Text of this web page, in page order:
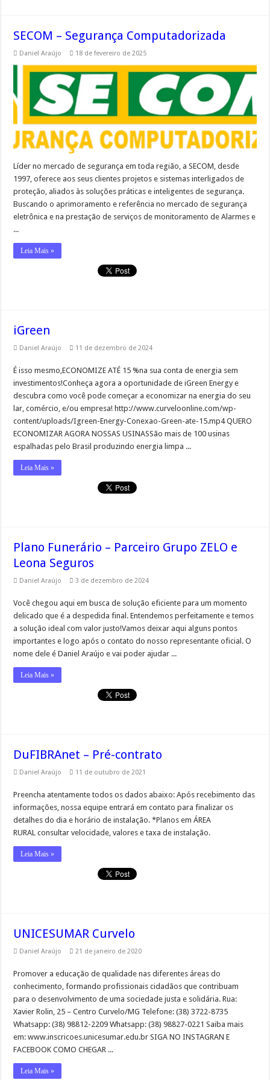
SECOM – Segurança Computadorizada
Daniel Araújo 18 de fevereiro de 2025
Líder no mercado de segurança em toda região, a SECOM, desde
1997, oferece aos seus clientes projetos e sistemas interligados de
proteção, aliados às soluções práticas e inteligentes de segurança. ​
Buscando o aprimoramento e referência no mercado de segurança
eletrônica e na prestação de serviços de monitoramento de Alarmes e
...
Leia Mais »
iGreen
Daniel Araújo 11 de dezembro de 2024
É isso mesmo,ECONOMIZE ATÉ 15 %na sua conta de energia sem
investimentos!Conheça agora a oportunidade de iGreen Energy e
descubra como você pode começar a economizar na energia do seu
lar, comércio, e/ou empresa! http://www.curveloonline.com/wp-
content/uploads/Igreen-Energy-Conexao-Green-ate-15.mp4 QUERO
ECONOMIZAR AGORA NOSSAS USINASSão mais de 100 usinas
espalhadas pelo Brasil produzindo energia limpa ...
Leia Mais »
Plano Funerário – Parceiro Grupo ZELO e
Leona Seguros
Daniel Araújo 3 de dezembro de 2024
Você chegou aqui em busca de solução eficiente para um momento
delicado que é a despedida final. Entendemos perfeitamente e temos
a solução ideal com valor justo!Vamos deixar aqui alguns pontos
importantes e logo após o contato do nosso representante oficial. O
nome dele é Daniel Araújo e vai poder ajudar ...
Leia Mais »
DuFIBRAnet – Pré-contrato
Daniel Araújo 11 de outubro de 2021
Preencha atentamente todos os dados abaixo: Após recebimento das
informações, nossa equipe entrará em contato para finalizar os
detalhes do dia e horário de instalação. *Planos em ÁREA
RURAL consultar velocidade, valores e taxa de instalação.
Leia Mais »
UNICESUMAR Curvelo
Daniel Araújo 21 de janeiro de 2020
Promover a educação de qualidade nas diferentes áreas do
conhecimento, formando profissionais cidadãos que contribuam
para o desenvolvimento de uma sociedade justa e solidária. Rua:
Xavier Rolin, 25 – Centro Curvelo/MG Telefone: (38) 3722-8735
Whatsapp: (38) 98812-2209 Whatsapp: (38) 98827-0221 Saiba mais
em: www.inscricoes.unicesumar.edu.br SIGA NO INSTAGRAN E
FACEBOOK COMO CHEGAR ...
Leia Mais »